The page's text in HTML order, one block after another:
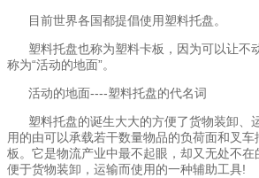
目前世界各国都提倡使用塑料托盘。
塑料托盘也称为塑料卡板，因为可以让不
称为“活动的地面”。
活动的地面----塑料托盘的代名词
塑料托盘的诞生大大的方便了货物装卸、
用的由可以承载若干数量物品的负荷面和叉
板。它是物流产业中最不起眼，却又无处不在
便于货物装卸，运输而使用的一种辅助工具!